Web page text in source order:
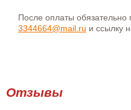
После оплаты
3344664@mail.ru и ссылку
Отзывы